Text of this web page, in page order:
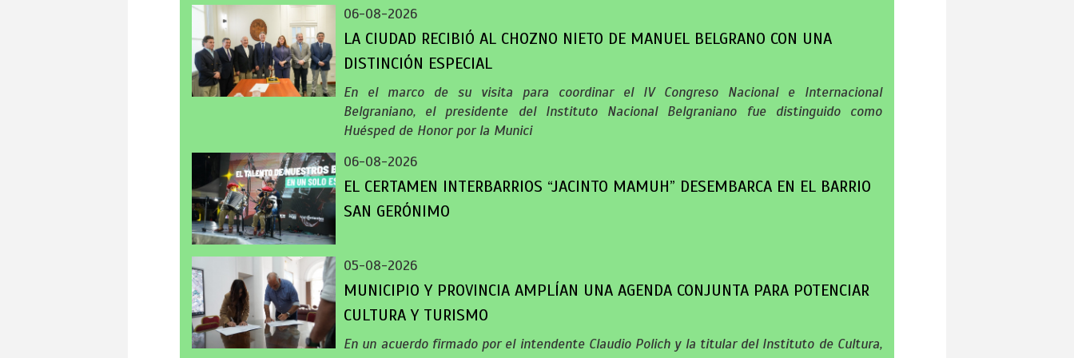
06-08-2026
LA CIUDAD RECIBIÓ AL CHOZNO NIETO DE MANUEL BELGRANO CON UNA
DISTINCIÓN ESPECIAL
En el marco de su visita para coordinar el IV Congreso Nacional e Internacional
Belgraniano, el presidente del Instituto Nacional Belgraniano fue distinguido como
Huésped de Honor por la Munici
06-08-2026
EL CERTAMEN INTERBARRIOS “JACINTO MAMUH” DESEMBARCA EN EL BARRIO
SAN GERÓNIMO
05-08-2026
MUNICIPIO Y PROVINCIA AMPLÍAN UNA AGENDA CONJUNTA PARA POTENCIAR
CULTURA Y TURISMO
En un acuerdo firmado por el intendente Claudio Polich y la titular del Instituto de Cultura,